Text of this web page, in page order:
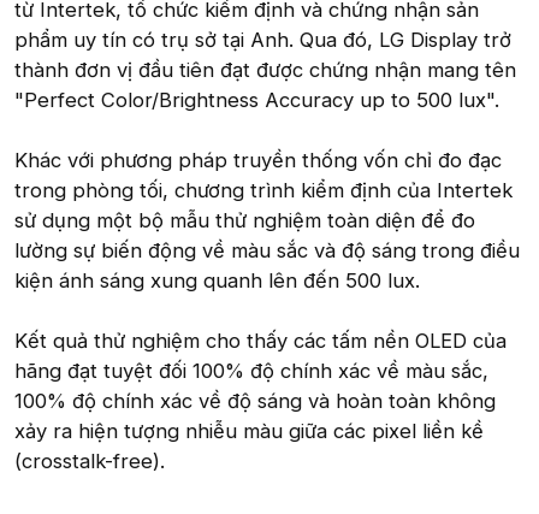
từ Intertek, tổ chức kiểm định và chứng nhận sản
phẩm uy tín có trụ sở tại Anh. Qua đó, LG Display trở
thành đơn vị đầu tiên đạt được chứng nhận mang tên
"Perfect Color/Brightness Accuracy up to 500 lux".
Khác với phương pháp truyền thống vốn chỉ đo đạc
trong phòng tối, chương trình kiểm định của Intertek
sử dụng một bộ mẫu thử nghiệm toàn diện để đo
lường sự biến động về màu sắc và độ sáng trong điều
kiện ánh sáng xung quanh lên đến 500 lux.
Kết quả thử nghiệm cho thấy các tấm nền OLED của
hãng đạt tuyệt đối 100% độ chính xác về màu sắc,
100% độ chính xác về độ sáng và hoàn toàn không
xảy ra hiện tượng nhiễu màu giữa các pixel liền kề
(crosstalk-free).